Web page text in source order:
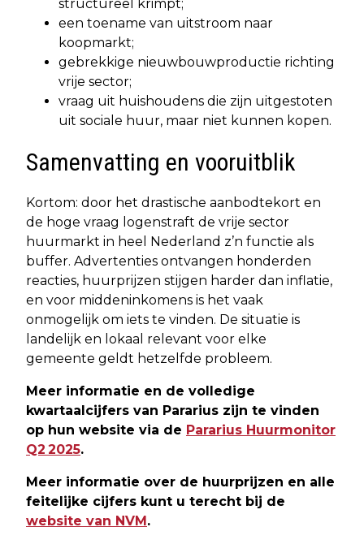
structureel krimpt;
een toename van uitstroom naar
koopmarkt;
gebrekkige nieuwbouwproductie richting
vrije sector;
vraag uit huishoudens die zijn uitgestoten
uit sociale huur, maar niet kunnen kopen.
Samenvatting en vooruitblik
Kortom: door het drastische aanbodtekort en
de hoge vraag logenstraft de vrije sector
huurmarkt in heel Nederland z’n functie als
buffer. Advertenties ontvangen honderden
reacties, huurprijzen stijgen harder dan inflatie,
en voor middeninkomens is het vaak
onmogelijk om iets te vinden. De situatie is
landelijk en lokaal relevant voor elke
gemeente geldt hetzelfde probleem.
Meer informatie en de volledige
kwartaalcijfers van Pararius zijn te vinden
op hun website via de Pararius Huurmonitor
Q2 2025.
Meer informatie over de huurprijzen en alle
feitelijke cijfers kunt u terecht bij de
website van NVM.